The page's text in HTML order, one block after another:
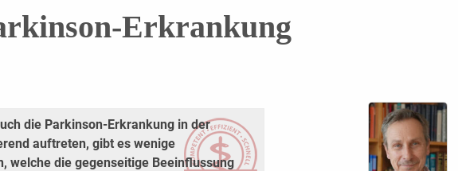
Erkrankung
die Parkinson-Erkrankung in der
auftreten, gibt es wenige
welche die gegenseitige Beeinflussung